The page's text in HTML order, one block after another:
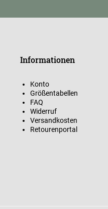
Informationen
Konto
Größentabellen
FAQ
Widerruf
Versandkosten
Retourenportal